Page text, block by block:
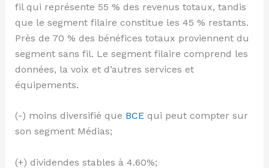
fil qui représente 55 % des revenus totaux, tandis
que le segment filaire constitue les 45 % restants.
Près de 70 % des bénéfices totaux proviennent du
segment sans fil. Le segment filaire comprend les
données, la voix et d’autres services et
équipements.
(-) moins diversifié que BCEqui peut compter sur
son segment Médias;
(+) dividendes stables à 4.60%;